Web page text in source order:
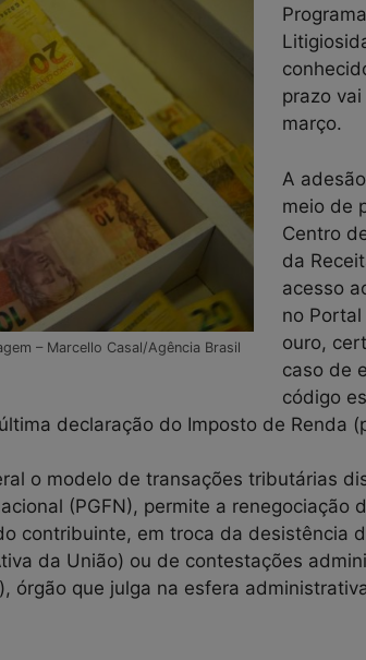
– Marcello Casal/Agência Brasil
prazo
março.
A
meio de
Centro
da
acesso
no
ouro,
caso de
código
declaração do Imposto de Renda
o modelo de transações tributárias
(PGFN), permite a renegociação
contribuinte, em troca da desistência
da União) ou de contestações
órgão que julga na esfera